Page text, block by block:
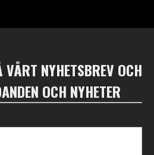
VÅRT NYHETSBREV OCH
OCH NYHETER